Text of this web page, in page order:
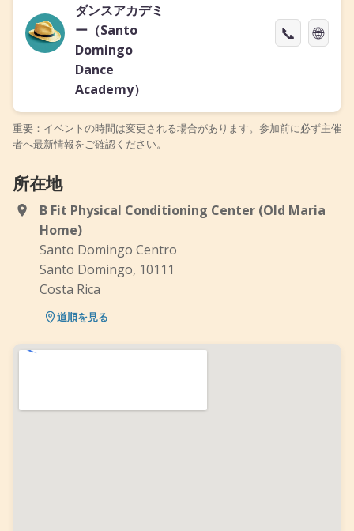
ダンスアカデミ
ー（Santo
Domingo
Dance
Academy）
📞 🌐
重要：イベントの時間は変更される場合があります。参加前に必ず主催
者へ最新情報をご確認ください。
所在地
B Fit Physical Conditioning Center (Old Maria
Home)
Santo Domingo Centro
Santo Domingo, 10111
Costa Rica
道順を見る